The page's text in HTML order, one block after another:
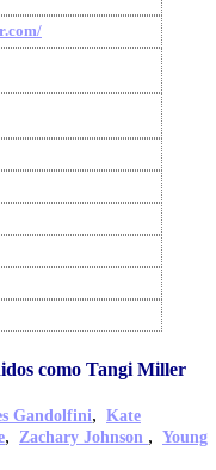
como Tangi Miller
Gandolfini, Kate
, Zachary Johnson , Young